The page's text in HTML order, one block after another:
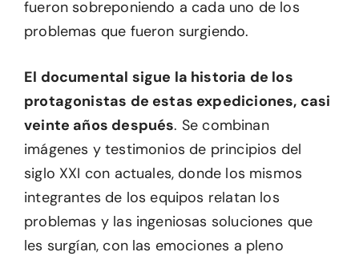
fueron sobreponiendo a cada uno de los
problemas que fueron surgiendo.
El documental sigue la historia de los
protagonistas de estas expediciones, casi
veinte años después. Se combinan
imágenes y testimonios de principios del
siglo XXI con actuales, donde los mismos
integrantes de los equipos relatan los
problemas y las ingeniosas soluciones que
les surgían, con las emociones a pleno